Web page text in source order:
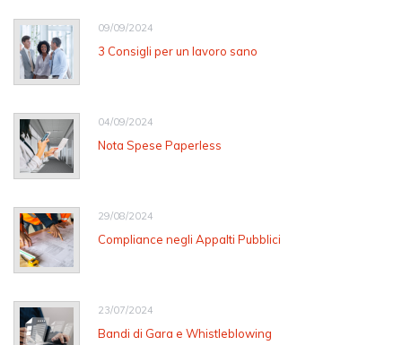
09/09/2024
3 Consigli per un lavoro sano
04/09/2024
Nota Spese Paperless
29/08/2024
Compliance negli Appalti Pubblici
23/07/2024
Bandi di Gara e Whistleblowing